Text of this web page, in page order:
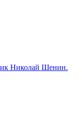
Николай Шенин.